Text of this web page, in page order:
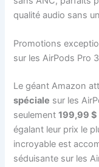
qualité audio sans
Promotions
sur les AirPods Pro
Le géant Amazon
spéciale sur les
seulement199,99 $
égalant leur prix le
incroyable est
séduisante sur les